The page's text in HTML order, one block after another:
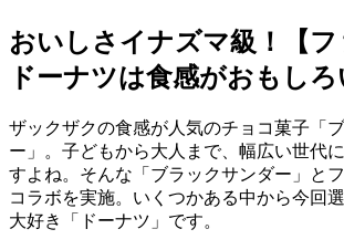
おいしさイナズマ級！【
ドーナツは食感がおもしろ
ザックザクの食感が人気のチョコ菓子「
ー」。子どもから大人まで、幅広い世代
すよね。そんな「ブラックサンダー」と
コラボを実施。いくつかある中から今回
大好き「ドーナツ」です。